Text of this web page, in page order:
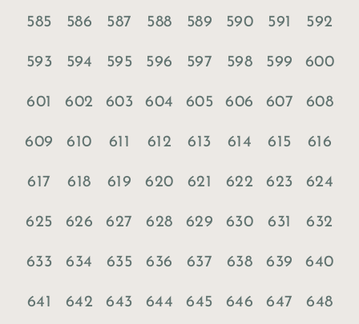
585 586 587 588 589 590 591 592
593 594 595 596 597 598 599 600
601 602 603 604 605 606 607 608
609 610 611 612 613 614 615 616
617 618 619 620 621 622 623 624
625 626 627 628 629 630 631 632
633 634 635 636 637 638 639 640
641 642 643 644 645 646 647 648